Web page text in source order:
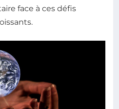
face à ces défis